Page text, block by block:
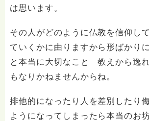
は思います。
その人がどのように仏教を信仰し
ていくかに由りますから形ばかり
と本当に大切なこと 教えから逸
もなりかねませんからね。
排他的になったり人を差別したり
ようになってしまったら本当のお